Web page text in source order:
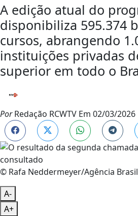
A edição atual do
disponibiliza 595.374
cursos, abrangendo
instituições privadas
superior em todo o
PorRedação RCWTV Em 02/03/2026
© Rafa Neddermeyer/Agência Brasil
A-
A+